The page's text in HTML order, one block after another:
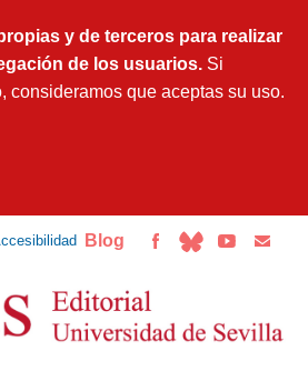
y de terceros para realizar
de los usuarios. Si
consideramos que aceptas su uso.
Blog